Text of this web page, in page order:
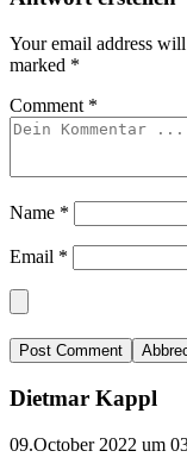
Your email address
marked *
Comment *
Name *
Email *
Dietmar Kappl
09.October 2022 um